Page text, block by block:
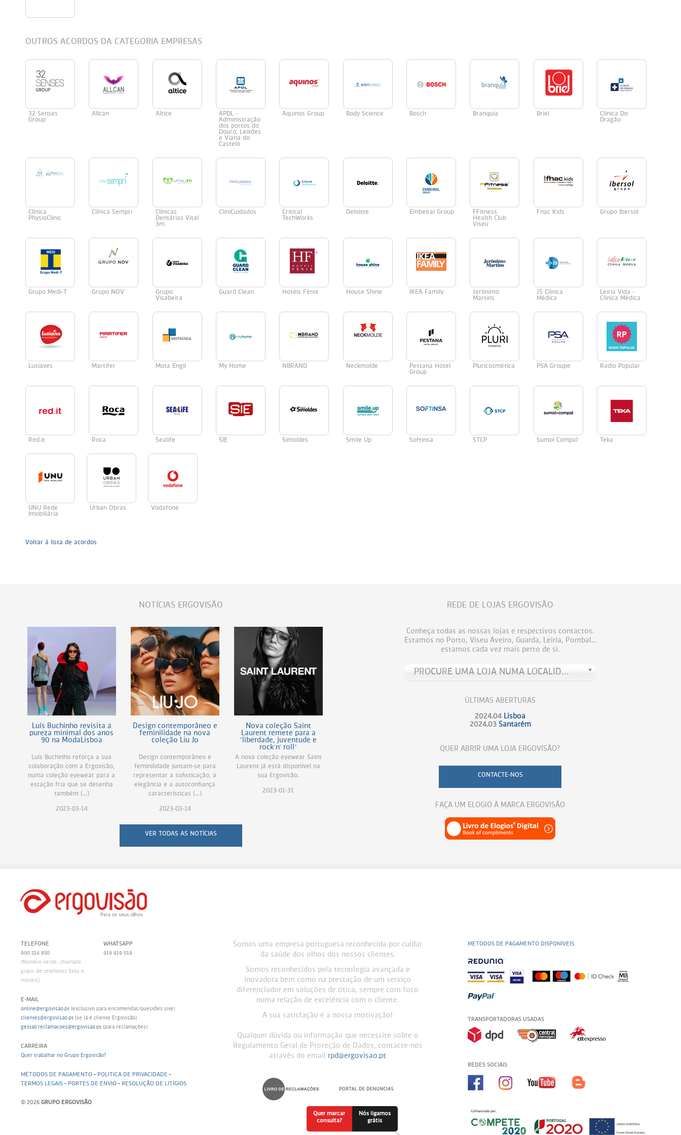
OUTROS ACORDOS DA CATEGORIA EMPRESAS
32 Senses
Group
Allcan Altice
APDL -
Administração
dos portos do
Douro, Leixões
e Viana do
Castelo
Aquinos Group Body Science Bosch Branquia Briel
Clínica Do
Dragão
Clínica
PhysioClinic
Clínica Sempri
Clínicas
Dentárias Vital
3m
CliniCuidados
Critical
TechWorks
Deloitte Embeiral Group
FFitness
Health Club
Viseu
Fnac Kids Grupo Ibersol
Grupo Medi-T Grupo NOV
Grupo
Visabeira
Guard Clean Hotéis Fénix House Shine IKEA Family
Jerónimo
Martins
JS Clínica
Médica
Leiria Vida -
Clínica Médica
Lusiaves Martifer Mota Engil My Home NBRAND Neckmolde
Pestana Hotel
Group
Pluricosmética PSA Groupe Radio Popular
Red.it Roca Sealife SIE Simoldes Smile Up Softinsa STCP Sumol Compal Teka
UNU Rede
Imobiliária
Urban Obras Vodafone
Voltar à lista de acordos
NOTÍCIAS ERGOVISÃO
Luís Buchinho revisita a
pureza minimal dos anos
90 na ModaLisboa
Luís Buchinho reforça a sua
colaboração com a Ergovisão,
numa coleção eyewear para a
estação fria que se desenha
também (...)
2023-03-14
Design contemporâneo e
feminilidade na nova
coleção Liu Jo
Design contemporâneo e
feminilidade juntam-se para
representar a sofisticação, a
elegância e a autoconfiança
características (...)
2023-03-14
Nova coleção Saint
Laurent remete para a
"liberdade, juventude e
rock'n' roll"
A nova coleção eyewear Saint
Laurent já está disponível na
sua Ergovisão.
2023-01-31
VER TODAS AS NOTÍCIAS
REDE DE LOJAS ERGOVISÃO
Conheça todas as nossas lojas e respectivos contactos.
Estamos no Porto, Viseu Aveiro, Guarda, Leiria, Pombal...
estamos cada vez mais perto de si.
PROCURE UMA LOJA NUMA LOCALIDADE
ÚLTIMAS ABERTURAS
2024.04 Lisboa
2024.03 Santarém
QUER ABRIR UMA LOJA ERGOVISÃO?
CONTACTE-NOS
FAÇA UM ELOGIO À MARCA ERGOVISÃO
TELEFONE
800 214 850
(Número verde: chamada
grátis de telefones fixos e
móveis)
WHATSAPP
919 919 019
E-MAIL
online@ergovisao.pt (exclusivo para encomendas/questões site)
clientes@ergovisao.pt (se já é cliente Ergovisão)
gestao.reclamacoes@ergovisao.pt (para reclamações)
CARREIRA
Quer trabalhar no Grupo Ergovisão?
MÉTODOS DE PAGAMENTO - POLITICA DE PRIVACIDADE -
TERMOS LEGAIS - PORTES DE ENVIO - RESOLUÇÃO DE LITÍGIOS
© 2026GRUPO ERGOVISÃO
Somos uma empresa portuguesa reconhecida por cuidar
da saúde dos olhos dos nossos clientes.
Somos reconhecidos pela tecnologia avançada e
inovadora bem como na prestação de um serviço
diferenciador em soluções de ótica, sempre com foco
numa relação de excelência com o cliente.
A sua satisfação é a nossa motivação!
Qualquer dúvida ou informação que necessite sobre o
Regulamento Geral de Proteção de Dados, contacte-nos
através do email rpd@ergovisao.pt
METODOS DE PAGAMENTO DISPONÍVEIS
TRANSPORTADORAS USADAS
REDES SOCIAIS
Quer marcar
consulta?
Nós ligamos
grátis
Persol
Polaroid
Vogue
Ray-Ban
Vogue Eyewear
Persol
Ray-Ban
Polaroid Kids
Ray Ban Junior